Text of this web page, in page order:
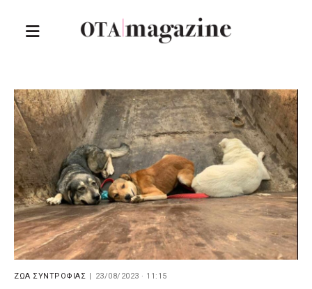
ΖΩΑ ΣΥΝΤΡΟΦΙΑΣ 23/08/2023 · 11:15